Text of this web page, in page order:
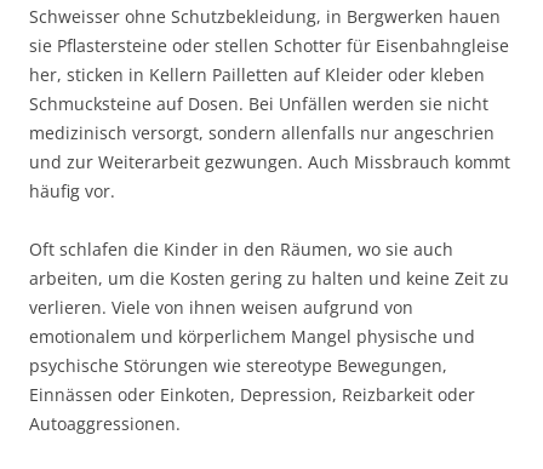
Schweisser ohne Schutzbekleidung, in Bergwerken hauen
sie Pflastersteine oder stellen Schotter für Eisenbahngleise
her, sticken in Kellern Pailletten auf Kleider oder kleben
Schmucksteine auf Dosen. Bei Unfällen werden sie nicht
medizinisch versorgt, sondern allenfalls nur angeschrien
und zur Weiterarbeit gezwungen. Auch Missbrauch kommt
häufig vor.
Oft schlafen die Kinder in den Räumen, wo sie auch
arbeiten, um die Kosten gering zu halten und keine Zeit zu
verlieren. Viele von ihnen weisen aufgrund von
emotionalem und körperlichem Mangel physische und
psychische Störungen wie stereotype Bewegungen,
Einnässen oder Einkoten, Depression, Reizbarkeit oder
Autoaggressionen.